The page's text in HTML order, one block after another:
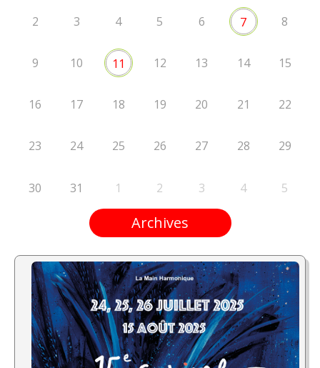
2 3 4 5 6 7 8
9 10 11 12 13 14 15
16 17 18 19 20 21 22
23 24 25 26 27 28 29
30 31 1 2 3 4 5
Archives